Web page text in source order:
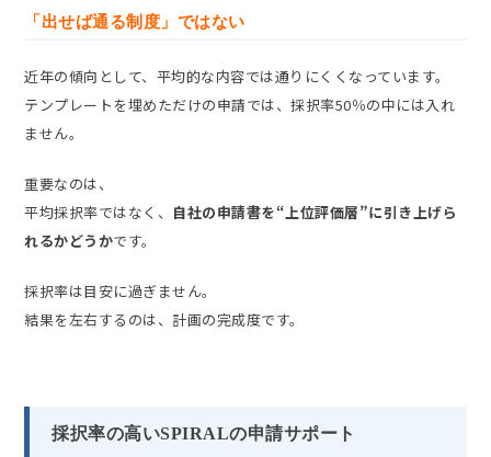
「出せば通る制度」ではない
近年の傾向として、平均的な内容では通りにくくなっています。
テンプレートを埋めただけの申請では、採択率50％の中には入れ
ません。
重要なのは、
平均採択率ではなく、 自社の申請書を“上位評価層”に引き上げら
れるかどうかです。
採択率は目安に過ぎません。
結果を左右するのは、計画の完成度です。
採択率の高いSPIRALの申請サポート